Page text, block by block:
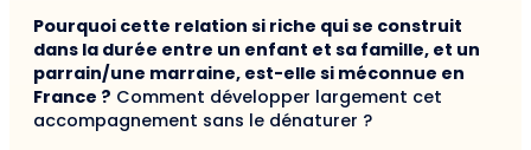
Pourquoi cette relation si riche qui se construit
dans la durée entre un enfant et sa famille, et un
parrain/une marraine, est-elle si méconnue en
France ? Comment développer largement cet
accompagnement sans le dénaturer ?